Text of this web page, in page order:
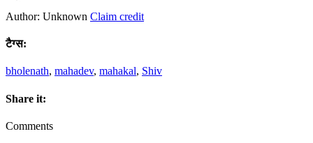
Author: Unknown Claim credit
टैग्स:
bholenath, mahadev, mahakal, Shiv
Share it:
Comments